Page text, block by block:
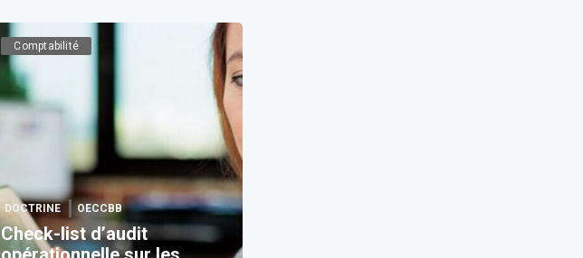
Comptabilité
DOCTRINE OECCBB
Check-list d’audit